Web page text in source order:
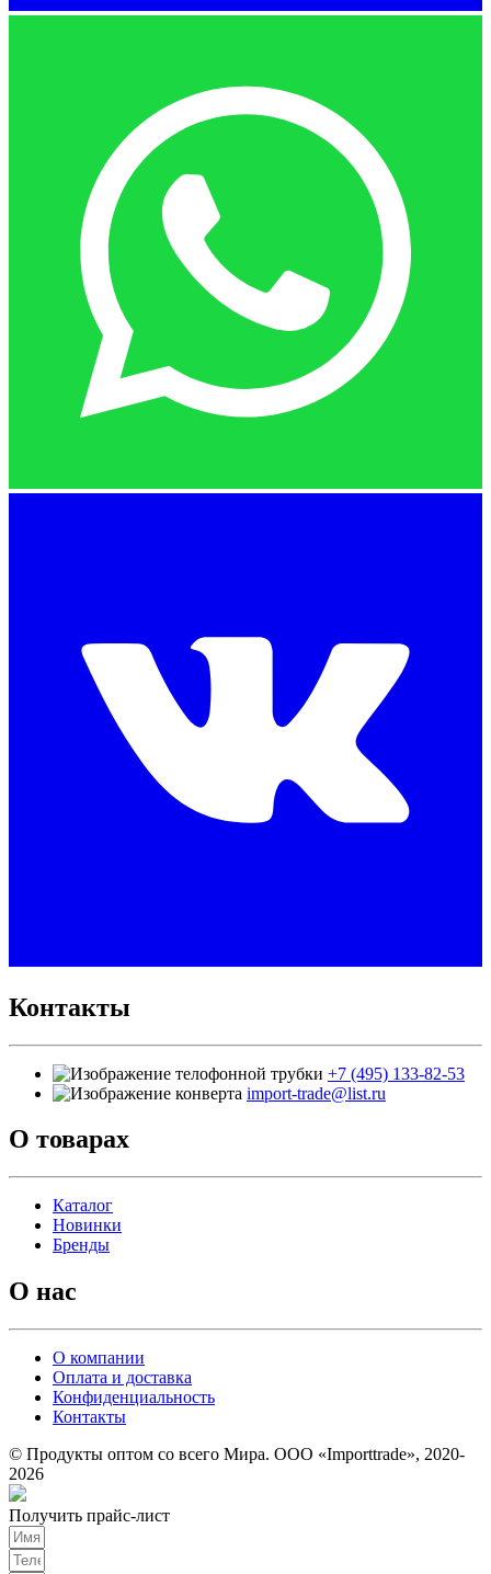
Контакты
+7 (495) 133-82-53
import-trade@list.ru
О товарах
Каталог
Новинки
Бренды
О нас
О компании
Оплата и доставка
Конфиденциальность
Контакты
© Продукты оптом со всего Мира. ООО «Importtrade», 2020-
2026
Получить прайс-лист